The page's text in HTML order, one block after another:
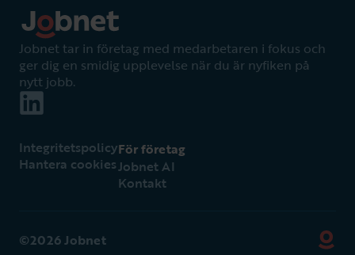
Jobnet tar in företag med medarbetaren i fokus och
ger dig en smidig upplevelse när du är nyfiken på
nytt jobb.
Integritetspolicy
Hantera cookies
För företag
Jobnet AI
Kontakt
©2026 Jobnet